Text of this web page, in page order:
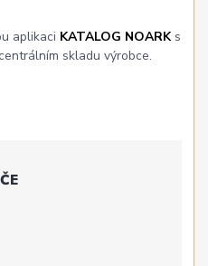
aplikaci KATALOG NOARKs
skladu výrobce.